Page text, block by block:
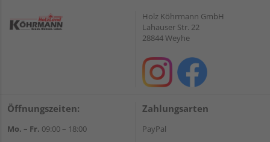
Holz Köhrmann GmbH
Lahauser Str. 22
28844 Weyhe
Öffnungszeiten:
Mo. – Fr. 09:00 – 18:00
Zahlungsarten
PayPal